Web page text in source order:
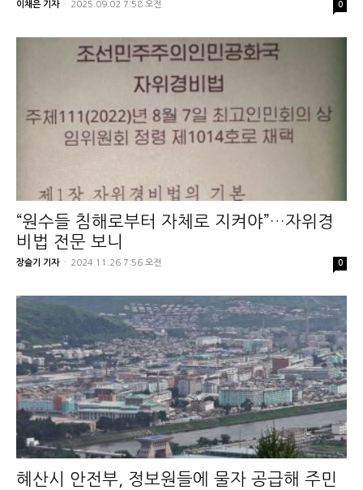
이채은 기자 - 2025.09.02 7:58 오전 0
“원수들 침해로부터 자체로 지켜야”…자위경
비법 전문 보니
장슬기 기자 - 2024.11.26 7:56 오전 0
혜산시 안전부, 정보원들에 물자 공급해 주민